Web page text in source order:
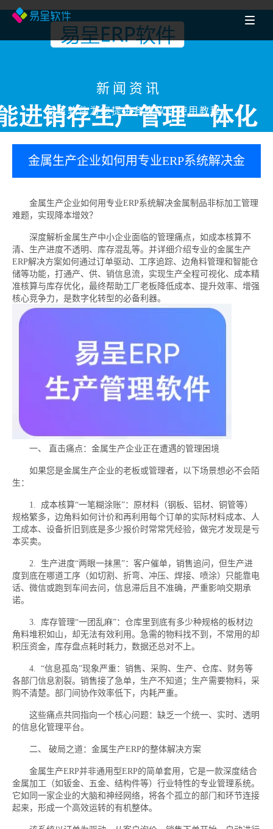
新闻资讯
易呈软件为您提供各类软件使用教程
金属生产企业如何用专业ERP系统解决金
金属生产企业如何用专业ERP系统解决金属制品非标加工管理
难题，实现降本增效？
深度解析金属生产中小企业面临的管理痛点，如成本核算不
清、生产进度不透明、库存混乱等。并详细介绍专业的金属生产
ERP解决方案如何通过订单驱动、工序追踪、边角料管理和智能仓
储等功能，打通产、供、销信息流，实现生产全程可视化、成本精
准核算与库存优化，最终帮助工厂老板降低成本、提升效率、增强
核心竞争力，是数字化转型的必备利器。
一、 直击痛点：金属生产企业正在遭遇的管理困境
如果您是金属生产企业的老板或管理者，以下场景想必不会陌
生：
1. 成本核算“一笔糊涂账”：原材料（钢板、铝材、铜管等）
规格繁多，边角料如何计价和再利用每个订单的实际材料成本、人
工成本、设备折旧到底是多少报价时常常凭经验，做完才发现是亏
本买卖。
2. 生产进度“两眼一抹黑”：客户催单，销售追问，但生产进
度到底在哪道工序（如切割、折弯、冲压、焊接、喷涂）只能靠电
话、微信或跑到车间去问，信息滞后且不准确，严重影响交期承
诺。
3. 库存管理“一团乱麻”：仓库里到底有多少种规格的板材边
角料堆积如山，却无法有效利用。急需的物料找不到，不常用的却
积压资金，库存盘点耗时耗力，数据还总对不上。
4. “信息孤岛”现象严重：销售、采购、生产、仓库、财务等
各部门信息割裂。销售接了急单，生产不知道；生产需要物料，采
购不清楚。部门间协作效率低下，内耗严重。
这些痛点共同指向一个核心问题：缺乏一个统一、实时、透明
的信息化管理平台。
二、 破局之道：金属生产ERP的整体解决方案
金属生产ERP并非通用型ERP的简单套用，它是一款深度结合
金属加工（如钣金、五金、结构件等）行业特性的专业管理系统。
它如同一家企业的大脑和神经网络，将各个孤立的部门和环节连接
起来，形成一个高效运转的有机整体。